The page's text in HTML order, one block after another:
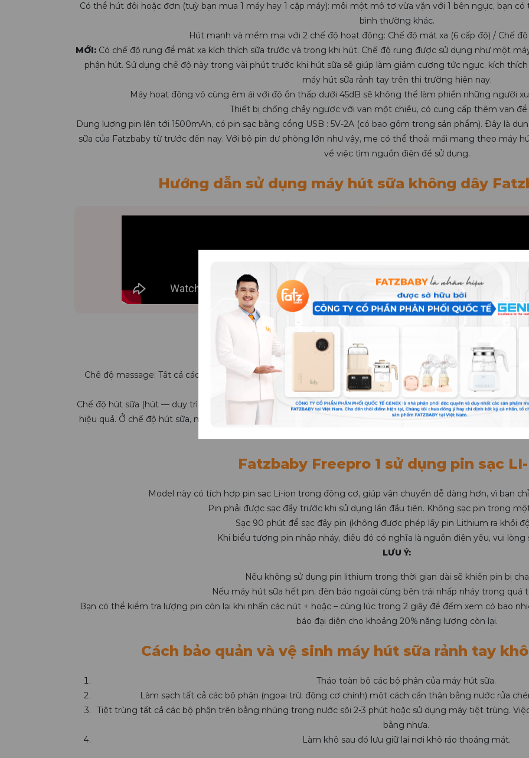
Có thể hút đôi hoặc đơn (tuỳ bạn mua 1 máy hay 1 cặp máy): mỗi một mô tơ vừa vặn với 1 bên ngực, bạn
bình thường khác.
Hút mạnh và mềm mại với 2 chế độ hoạt động: Chế độ mát xa (6 cấp độ) / Chế độ
MỚI:Có chế độ rung để mát xa kích thích sữa trước và trong khi hút. Chế độ rung được sử dụng như một
phận hút. Sử dụng chế độ này trong vài phút trước khi hút sữa sẽ giúp làm giảm cương tức ngực, kích
máy hút sữa rảnh tay trên thị trường hiện nay.
Máy hoạt động vô cùng êm ái với độ ồn thấp dưới 45dB sẽ không thể làm phiền những người
Thiết bị chống chảy ngược với van một chiều, có cung cấp thêm van
Dung lượng pin lên tới 1500mAh, có pin sạc bằng cổng USB : 5V-2A (có bao gồm trong sản phẩm). Đây là
sữa của Fatzbaby từ trước đến nay. Với bộ pin dự phòng lớn như vậy, mẹ có thể thoải mái mang theo máy
về việc tìm nguồn điện để sử dụng.
Hướng dẫn sử dụng máy hút sữa không dây
Quy trình hút sữa tự động của
Chế độ massage: Tất cả các trạng thái hút massage có một lịch trình tần số nhanh với sức hút thấp. Máy
chuyển sang chế độ hút sữa. Có 6 cấp độ ở chế độ này.
Chế độ hút sữa (hút — duy trì — nhả): Tất cả các cấp độ hút ở giai đoạn hút sữa đều hoạt động nhịp nhàng
hiệu quả. Ở chế độ hút sữa, máy có 6 cấp độ để lựa chọn; với mức độ cao hơn, lực hút của chúng sẽ tăng
Fatzbaby Freepro 1 sử dụng pin sạc
Model này có tích hợp pin sạc Li-ion trong động cơ, giúp vận chuyển dễ dàng hơn, vì bạn
Pin phải được sạc đầy trước khi sử dụng lần đầu tiên. Không sạc pin trong
Sạc 90 phút để sạc đầy pin (không được phép lấy pin Lithium ra khỏi
Khi biểu tượng pin nhấp nháy, điều đó có nghĩa là nguồn điện yếu, vui lòng
LƯU Ý:
Nếu không sử dụng pin lithium trong thời gian dài sẽ khiến pin bị
Nếu máy hút sữa hết pin, đèn báo ngoài cùng bên trái nhấp nháy trong quá
Bạn có thể kiểm tra lượng pin còn lại khi nhấn các nút + hoặc – cùng lúc trong 2 giây để đếm xem có bao
báo đại diện cho khoảng 20% năng lượng còn lại.
Cách bảo quản và vệ sinh máy hút sữa rảnh tay
Tháo toàn bộ các bộ phận của máy hút sữa.
Làm sạch tất cả các bộ phận (ngoại trừ: động cơ chính) một cách cẩn thận bằng nước rửa
Tiệt trùng tất cả các bộ phận trên bằng nhúng trong nước sôi 2-3 phút hoặc sử dụng máy tiệt trùng.
bằng nhựa.
Làm khô sau đó lưu giữ lại nơi khô ráo thoáng mát.